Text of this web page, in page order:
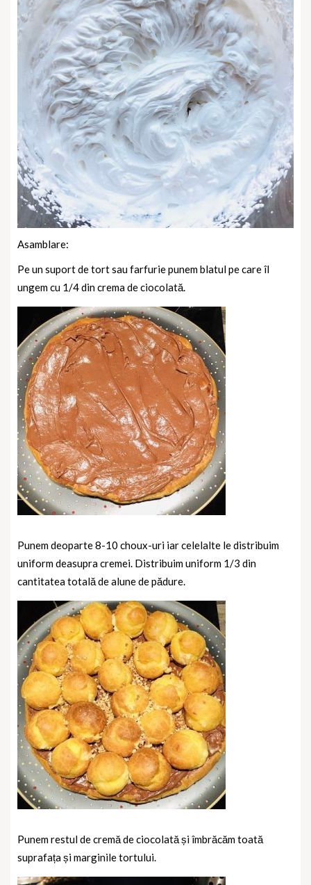
Asamblare:
Pe un suport de tort sau farfurie punem blatul pe care îl
ungem cu 1/4 din crema de ciocolată.
Punem deoparte 8-10 choux-uri iar celelalte le distribuim
uniform deasupra cremei. Distribuim uniform 1/3 din
cantitatea totală de alune de pădure.
Punem restul de cremă de ciocolată și îmbrăcăm toată
suprafața și marginile tortului.